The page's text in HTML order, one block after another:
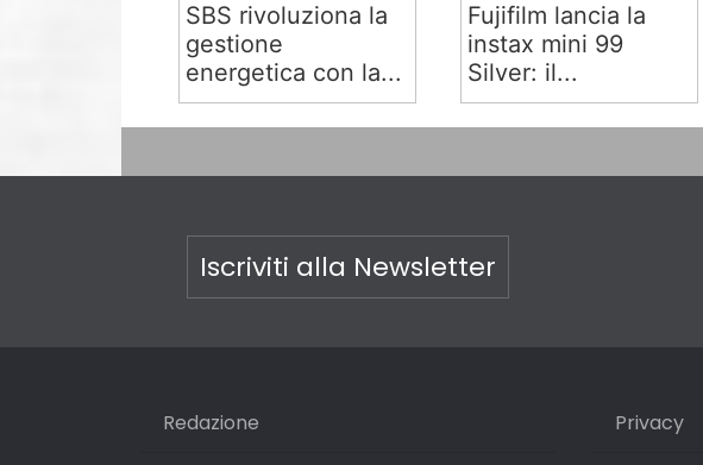
SBS rivoluziona la
gestione
energetica con la...
Fujifilm lancia la
instax mini 99
Silver: il...
Iscriviti alla Newsletter
Redazione Privacy